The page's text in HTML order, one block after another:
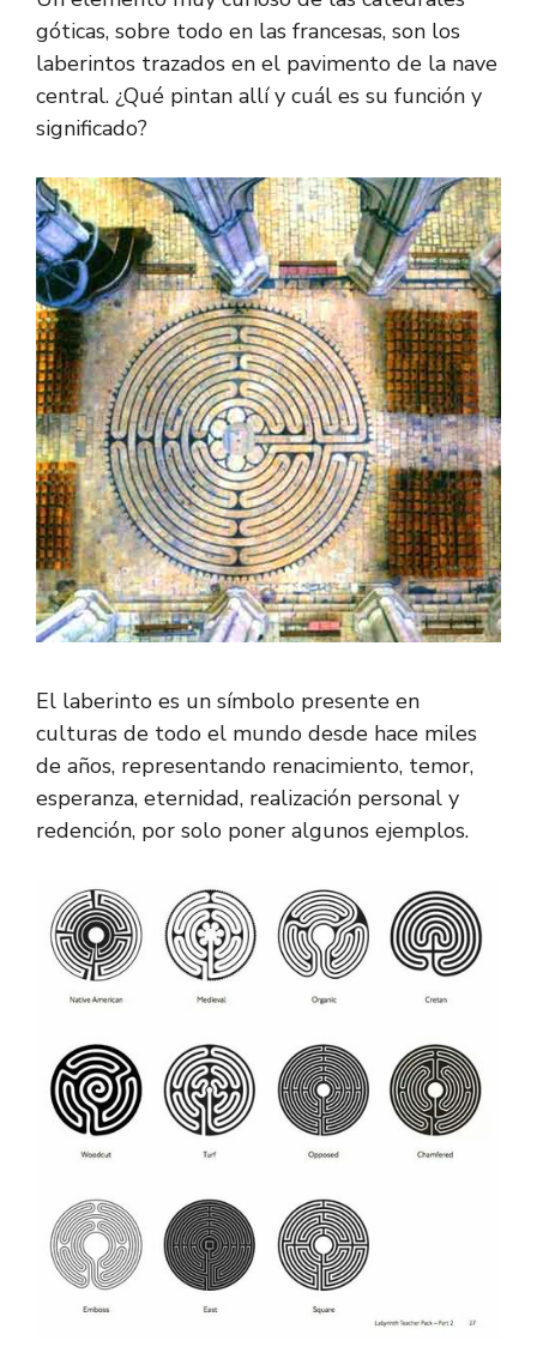
e
b
o
ok
e
gr
a
at
s
A
p
n
e
a
e
e
sk
y
p
y
Li
k
m
p
ar
góticas, sobre todo en las francesas, son los
laberintos trazados en el pavimento de la nave
central. ¿Qué pintan allí y cuál es su función y
significado?
El laberinto es un símbolo presente en
culturas de todo el mundo desde hace miles
de años, representando renacimiento, temor,
esperanza, eternidad, realización personal y
redención, por solo poner algunos ejemplos.